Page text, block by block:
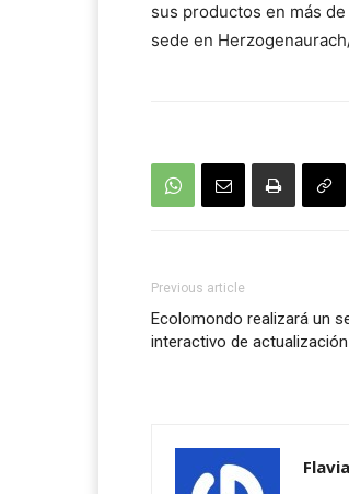
sus productos en más
sede en
Previous article
Ecolomondo realizará un
interactivo de actualización